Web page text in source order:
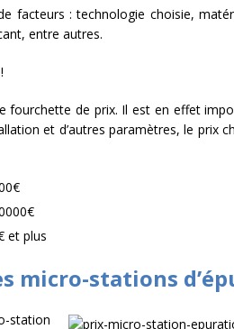
]
Les emballages en fibre cherchent une
facteurs : technologie choisie,
entre autres.
fourchette de prix. Il est en effet
et d’autres paramètres, le prix
et plus
micro-stations
station